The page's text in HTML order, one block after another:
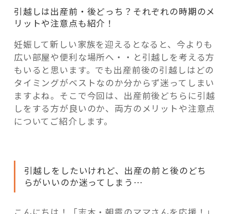
「モノ」
fleXe リノベ事例
「ひと」
協賛・協力店
これからの暮らし 住み替え相談
引越しは出産前・後どっち？それぞれの時期のメ
リットや注意点も紹介！
妊娠して新しい家族を迎えるとなると、今よりも
広い部屋や便利な場所へ・・と引越しを考える方
もいると思います。でも出産前後の引越しはどの
タイミングがベストなのか分からず迷ってしまい
ますよね。そこで今回は、出産前後どちらに引越
しをする方が良いのか、両方のメリットや注意点
についてご紹介します。
引越しをしたいけれど、出産の前と後のどち
らがいいのか迷ってしまう…